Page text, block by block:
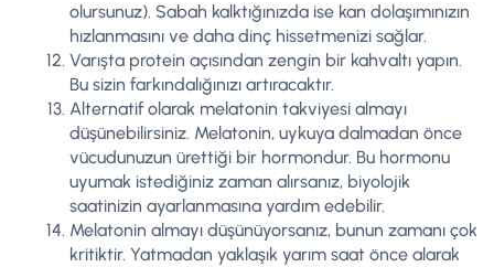
olursunuz). Sabah kalktığınızda ise kan dolaşımınızın
hızlanmasını ve daha dinç hissetmenizi sağlar.
Varışta protein açısından zengin bir kahvaltı yapın.
Bu sizin farkındalığınızı artıracaktır.
Alternatif olarak melatonin takviyesi almayı
düşünebilirsiniz. Melatonin, uykuya dalmadan önce
vücudunuzun ürettiği bir hormondur. Bu hormonu
uyumak istediğiniz zaman alırsanız, biyolojik
saatinizin ayarlanmasına yardım edebilir.
Melatonin almayı düşünüyorsanız, bunun zamanı çok
kritiktir. Yatmadan yaklaşık yarım saat önce alarak